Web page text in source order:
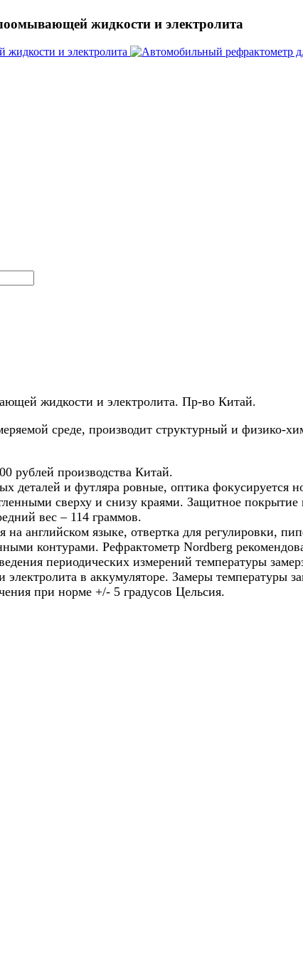
жидкости и электролита
жидкости и электролита. Пр-во Китай.
среде, производит структурный и физико-
рублей производства Китай.
деталей и футляра ровные, оптика фокусируется
сверху и снизу краями. Защитное
вес – 114 граммов.
английском языке, отвертка для регулировки,
контурами. Рефрактометр Nordberg
периодических измерений температуры
в аккумуляторе. Замеры температуры
при норме +/- 5 градусов Цельсия.